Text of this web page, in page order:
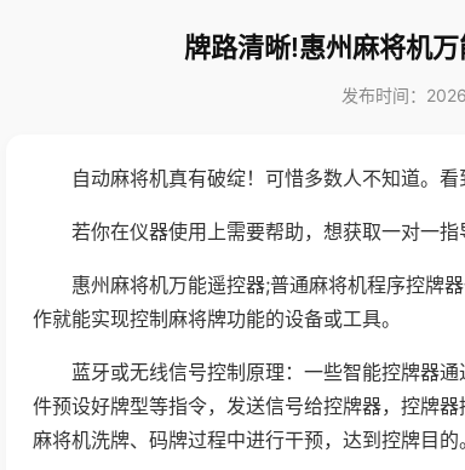
牌路清晰!惠州麻将机
发布时间：
自动麻将机真有破绽！可惜多数人不知道。看
若你在仪器使用上需要帮助，想获取一对一
惠州麻将机万能遥控器;普通麻将机程序控牌
作就能实现控制麻将牌功能的设备或工具。
蓝牙或无线信号控制原理：一些智能控牌器
件预设好牌型等指令，发送信号给控牌器，控牌
麻将机洗牌、码牌过程中进行干预，达到控牌目的。